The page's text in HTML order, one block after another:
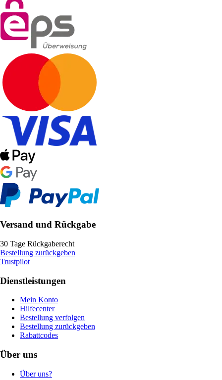
Versand und Rückgabe
30 Tage Rückgaberecht
Bestellung zurückgeben
Trustpilot
Dienstleistungen
Mein Konto
Hilfecenter
Bestellung verfolgen
Bestellung zurückgeben
Rabattcodes
Über uns
Über uns?